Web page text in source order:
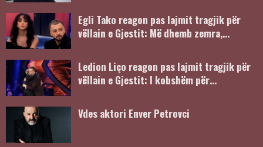
Egli Tako reagon pas lajmit tragjik për
vëllain e Gjestit: Më dhemb zemra,…
Ledion Liço reagon pas lajmit tragjik për
vëllain e Gjestit: I kobshëm për…
Vdes aktori Enver Petrovci